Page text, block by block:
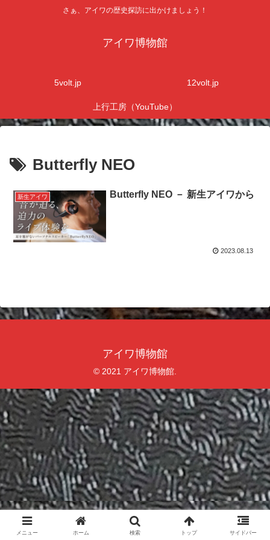
さぁ、アイワの歴史探訪に出かけましょう！
アイワ博物館
5volt.jp 12volt.jp
上行工房（YouTube）
Butterfly NEO
新生アイワ Butterfly NEO － 新生アイワから
2023.08.13
アイワ博物館
© 2021 アイワ博物館.
メニュー ホーム 検索 トップ サイドバー